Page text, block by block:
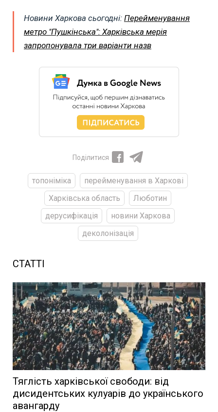
Новини Харкова сьогодні: Перейменування
метро "Пушкінська": Харківська мерія
запропонувала три варіанти назв
Поділитися
топоніміка
перейменування в Харкові
Харківська область
Люботин
дерусифікація
новини Харкова
деколонізація
СТАТТІ
Тяглість харківської свободи: від
дисидентських кулуарів до українського
авангарду